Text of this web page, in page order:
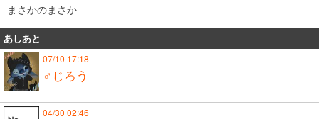
まさかのまさか
あしあと
07/10 17:18
♂じろう
04/30 02:46